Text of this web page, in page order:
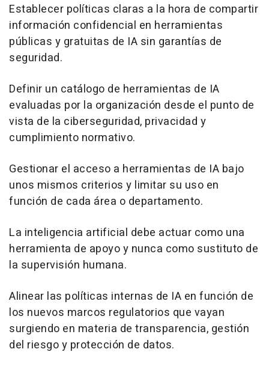
Establecer políticas claras a la hora de compartir
información confidencial en herramientas
públicas y gratuitas de IA sin garantías de
seguridad.
Definir un catálogo de herramientas de IA
evaluadas por la organización desde el punto de
vista de la ciberseguridad, privacidad y
cumplimiento normativo.
Gestionar el acceso a herramientas de IA bajo
unos mismos criterios y limitar su uso en
función de cada área o departamento.
La inteligencia artificial debe actuar como una
herramienta de apoyo y nunca como sustituto de
la supervisión humana.
Alinear las políticas internas de IA en función de
los nuevos marcos regulatorios que vayan
surgiendo en materia de transparencia, gestión
del riesgo y protección de datos.